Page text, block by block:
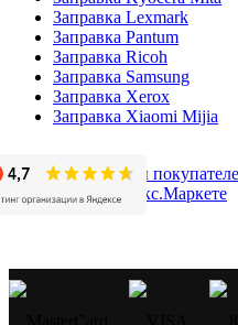
Заправка Lexmark
Заправка Pantum
Заправка Ricoh
Заправка Samsung
Заправка Xerox
Заправка Xiaomi Mijia